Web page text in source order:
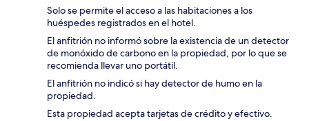
Solo se permite el acceso a las habitaciones a los
huéspedes registrados en el hotel.
El anfitrión no informó sobre la existencia de un detector
de monóxido de carbono en la propiedad, por lo que se
recomienda llevar uno portátil.
El anfitrión no indicó si hay detector de humo en la
propiedad.
Esta propiedad acepta tarjetas de crédito y efectivo.